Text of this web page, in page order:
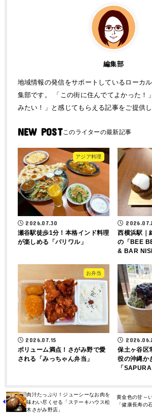
編集部
地域情報の発信をサポートしているローカ
集部です。 「この街に住んでてよかった！
みたい！」と感じてもらえる記事をご提供
NEW POST
アジア料理
2026.07.30
瀬谷駅徒歩1分！本格インド料理
が楽しめる「パリワル」
西横浜駅｜
の「BEE
& BAR
お弁当
2026.07.15
ボリューム満点！さがみ野で愛
される「みっちゃん弁当」
保土ヶ谷区
役の沖縄か
「SAPURA
肉汁たっぷり！ジューシーなお肉を
味わい尽くせる「ステーキハウス松
木さがみ野店」
黄金色の甘～
「健康長寿の